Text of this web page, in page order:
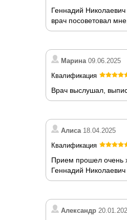
Геннадий
врач посоветовал
Марина09.06.2025
Квалификация
Врач выслушал,
Алиса18.04.2025
Квалификация
Прием прошел очень
Геннадий
Александр